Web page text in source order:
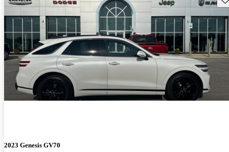
2023 Genesis GV70